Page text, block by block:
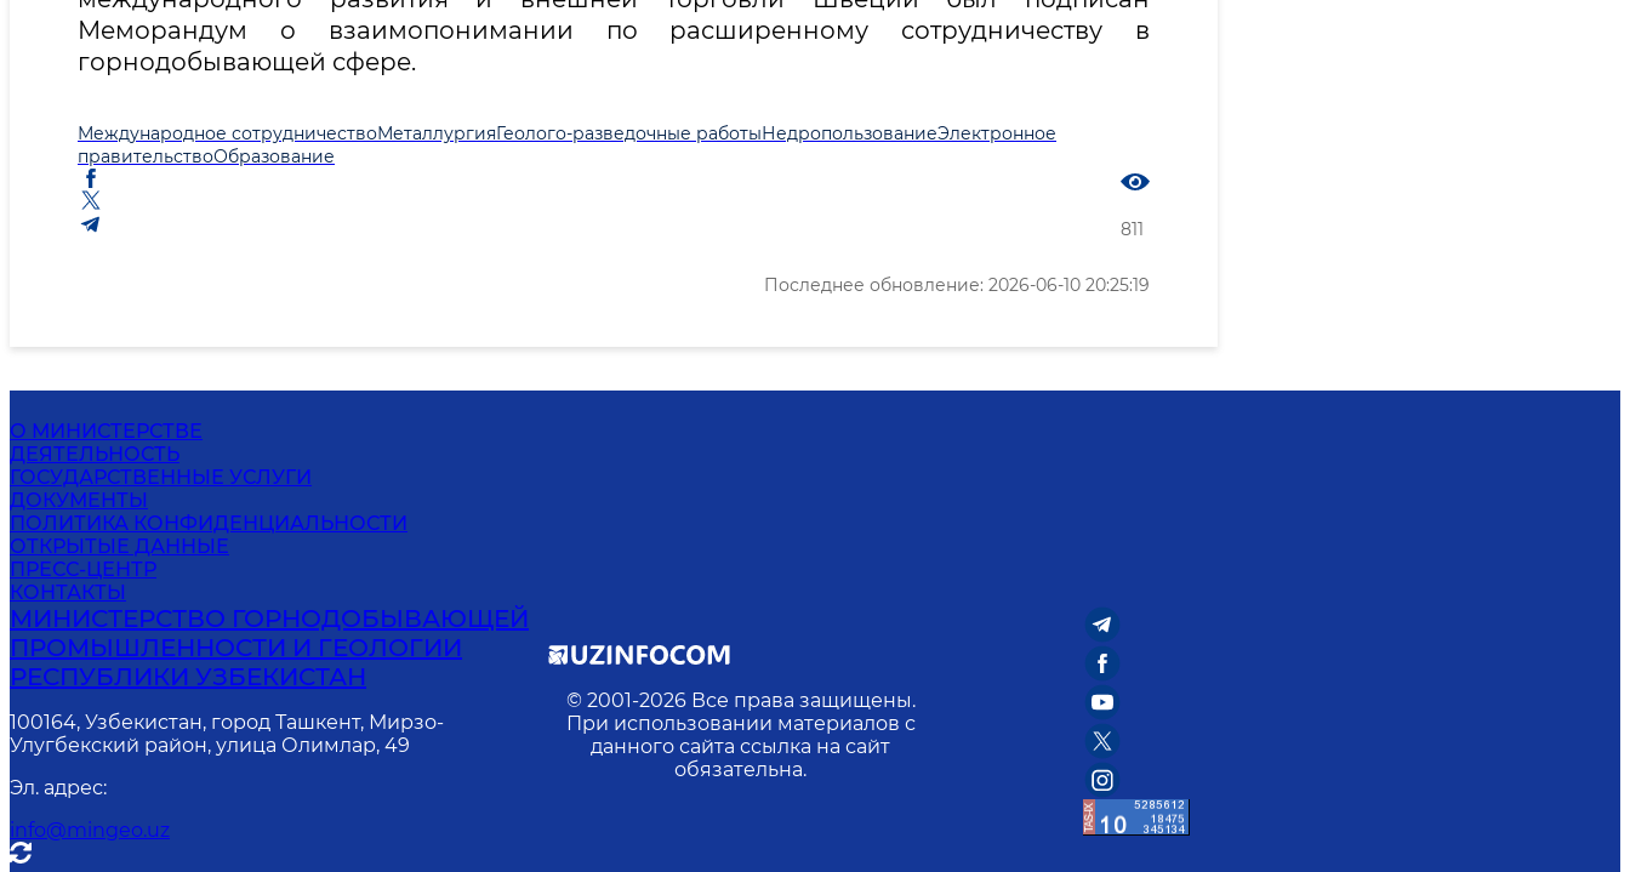
Меморандум о взаимопонимании по расширенному сотрудничеству в
горнодобывающей сфере.
Международное сотрудничествоМеталлургияГеолого-разведочные работыНедропользованиеЭлектронное
правительствоОбразование
811
Последнее обновление: 2026-06-10 20:25:19
О МИНИСТЕРСТВЕ
ДЕЯТЕЛЬНОСТЬ
ГОСУДАРСТВЕННЫЕ УСЛУГИ
ДОКУМЕНТЫ
ПОЛИТИКА КОНФИДЕНЦИАЛЬНОСТИ
ОТКРЫТЫЕ ДАННЫЕ
ПРЕСС-ЦЕНТР
КОНТАКТЫ
МИНИСТЕРСТВО ГОРНОДОБЫВАЮЩЕЙ
ПРОМЫШЛЕННОСТИ И ГЕОЛОГИИ
РЕСПУБЛИКИ УЗБЕКИСТАН
100164, Узбекистан, город Ташкент, Мирзо-
Улугбекский район, улица Олимлар, 49
Эл. адрес:
info@mingeo.uz
© 2001-2026 Все права защищены.
При использовании материалов с
данного сайта ссылка на сайт
обязательна.